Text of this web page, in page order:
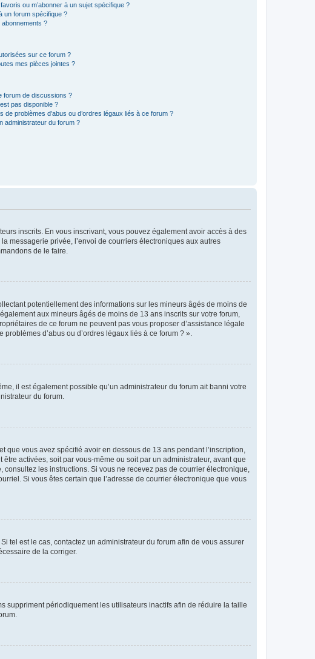
ou m’abonner à un sujet spécifique ?
un forum spécifique ?
?
sur ce forum ?
mes pièces jointes ?
forum de discussions ?
pas disponible ?
de problèmes d’abus ou d’ordres légaux liés à ce forum ?
administrateur du forum ?
inscrits. En vous inscrivant, vous pouvez également avoir accès à des
messagerie privée, l’envoi de courriers électroniques aux autres
de le faire.
potentiellement des informations sur les mineurs âgés de moins de
aux mineurs âgés de moins de 13 ans inscrits sur votre forum,
de ce forum ne peuvent pas vous proposer d’assistance légale
d’abus ou d’ordres légaux liés à ce forum ? ».
il est également possible qu’un administrateur du forum ait banni votre
du forum.
vous avez spécifié avoir en dessous de 13 ans pendant l’inscription,
activées, soit par vous-même ou soit par un administrateur, avant que
les instructions. Si vous ne recevez pas de courrier électronique,
Si vous êtes certain que l’adresse de courrier électronique que vous
tel est le cas, contactez un administrateur du forum afin de vous assurer
de la corriger.
suppriment périodiquement les utilisateurs inactifs afin de réduire la taille